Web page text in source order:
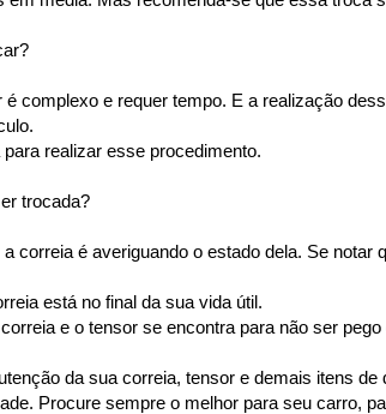
complexo e requer tempo. E a realização
realizar esse procedimento.
trocada?
correia é averiguando o estado dela. Se
está no final da sua vida útil.
e o tensor se encontra para não ser
da sua correia, tensor e demais itens
Procure sempre o melhor para seu carro,